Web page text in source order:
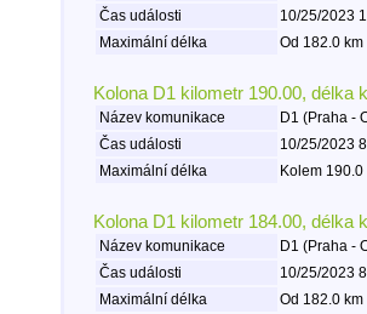
Čas události
10/25/2023
Maximální délka
Od 182.0
Kolona D1 kilometr 190.00, délka
Název komunikace
D1 (Praha -
Čas události
10/25/2023
Maximální délka
Kolem
Kolona D1 kilometr 184.00, délka
Název komunikace
D1 (Praha -
Čas události
10/25/2023
Maximální délka
Od 182.0